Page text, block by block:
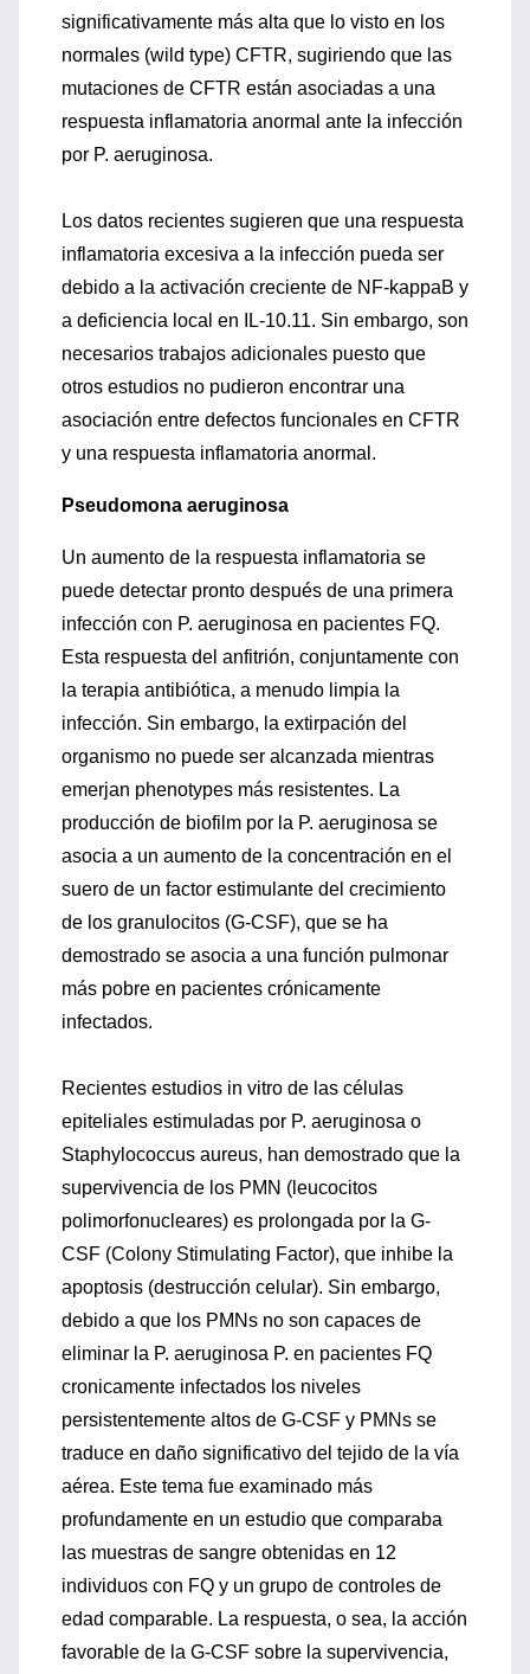
significativamente más alta que lo visto en los
normales (wild type) CFTR, sugiriendo que las
mutaciones de CFTR están asociadas a una
respuesta inflamatoria anormal ante la infección
por P. aeruginosa.
Los datos recientes sugieren que una respuesta
inflamatoria excesiva a la infección pueda ser
debido a la activación creciente de NF-kappaB y
a deficiencia local en IL-10.11. Sin embargo, son
necesarios trabajos adicionales puesto que
otros estudios no pudieron encontrar una
asociación entre defectos funcionales en CFTR
y una respuesta inflamatoria anormal.
Pseudomona aeruginosa
Un aumento de la respuesta inflamatoria se
puede detectar pronto después de una primera
infección con P. aeruginosa en pacientes FQ.
Esta respuesta del anfitrión, conjuntamente con
la terapia antibiótica, a menudo limpia la
infección. Sin embargo, la extirpación del
organismo no puede ser alcanzada mientras
emerjan phenotypes más resistentes. La
producción de biofilm por la P. aeruginosa se
asocia a un aumento de la concentración en el
suero de un factor estimulante del crecimiento
de los granulocitos (G-CSF), que se ha
demostrado se asocia a una función pulmonar
más pobre en pacientes crónicamente
infectados.
Recientes estudios in vitro de las células
epiteliales estimuladas por P. aeruginosa o
Staphylococcus aureus, han demostrado que la
supervivencia de los PMN (leucocitos
polimorfonucleares) es prolongada por la G-
CSF (Colony Stimulating Factor), que inhibe la
apoptosis (destrucción celular). Sin embargo,
debido a que los PMNs no son capaces de
eliminar la P. aeruginosa P. en pacientes FQ
cronicamente infectados los niveles
persistentemente altos de G-CSF y PMNs se
traduce en daño significativo del tejido de la vía
aérea. Este tema fue examinado más
profundamente en un estudio que comparaba
las muestras de sangre obtenidas en 12
individuos con FQ y un grupo de controles de
edad comparable. La respuesta, o sea, la acción
favorable de la G-CSF sobre la supervivencia,